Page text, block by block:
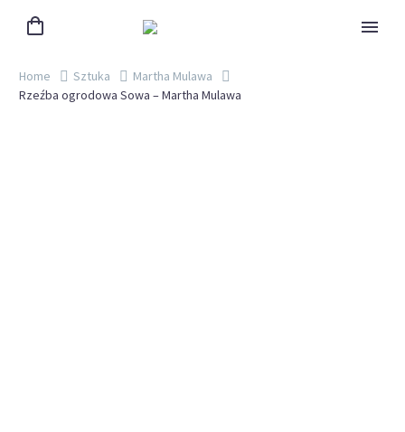
Home Sztuka
Martha Mulawa
Rzeźba ogrodowa Sowa – Martha Mulawa